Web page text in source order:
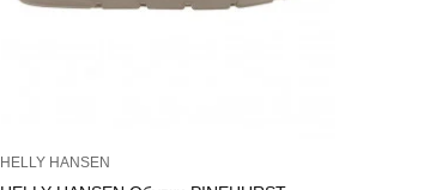
HELLY HANSEN